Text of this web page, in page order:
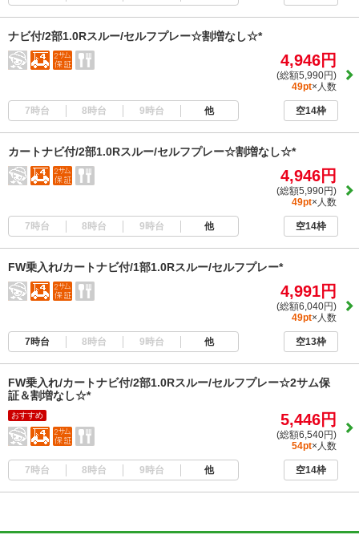
ナビ付/2部1.0Rスルー/セルフプレー☆割増なし☆*
4,946円
(総額5,990円)
49pt×人数
7時台 8時台 9時台 他 空14枠
カートナビ付/2部1.0Rスルー/セルフプレー☆割増なし☆*
4,946円
(総額5,990円)
49pt×人数
7時台 8時台 9時台 他 空14枠
FW乗入れ/カートナビ付/1部1.0Rスルー/セルフプレー*
4,991円
(総額6,040円)
49pt×人数
7時台 8時台 9時台 他 空13枠
FW乗入れ/カートナビ付/2部1.0Rスルー/セルフプレー☆2サム保
証＆割増なし☆*
おすすめ 5,446円
(総額6,540円)
54pt×人数
7時台 8時台 9時台 他 空14枠